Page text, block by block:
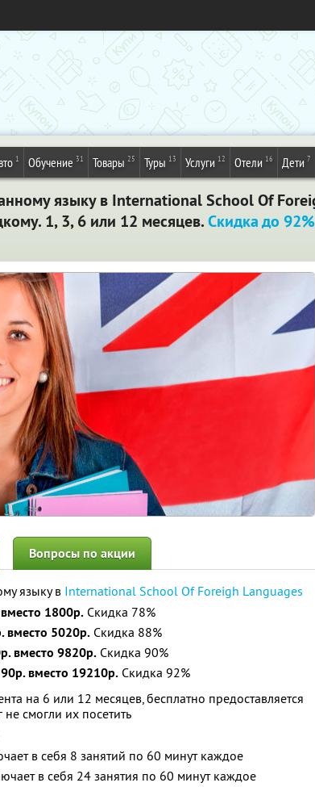
1 Обучение 31 Товары 25 Туры 13 Услуги 12 Отели 16 Дети 7
языку в International School Of
1, 3, 6 или 12 месяцев.Скидка до
Вопросы по акции
языку в International School Of Foreigh Languages
1800р. Скидка 78%
вместо 5020р. Скидка 88%
вместо 9820р. Скидка 90%
вместо 19210р. Скидка 92%
на 6 или 12 месяцев, бесплатно предоставляется
не смогли их посетить
в себя 8 занятий по 60 минут каждое
в себя 24 занятия по 60 минут каждое